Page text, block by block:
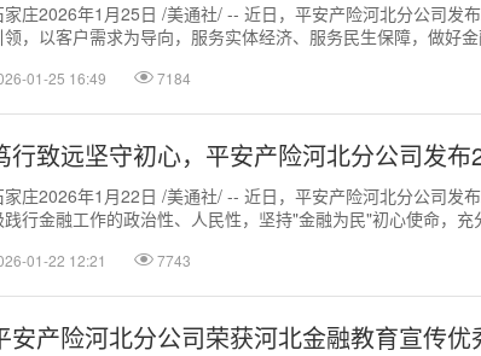
家庄2026年1月25日 /美通社/ -- 近日，平安产险河北分公司发
领，以客户需求为导向，服务实体经济、服务民生保障，做好
01-25 16:49 7184
行致远坚守初心，平安产险河北分公司发
家庄2026年1月22日 /美通社/ -- 近日，平安产险河北分公司发
践行金融工作的政治性、人民性，坚持"金融为民"初心使命，充
01-22 12:21 7743
安产险河北分公司荣获河北金融教育宣传优